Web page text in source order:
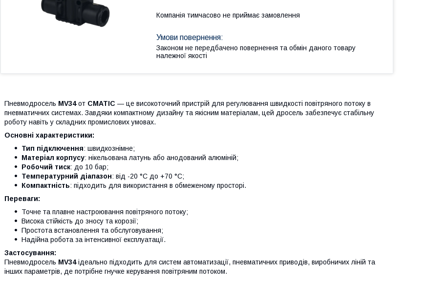
Компанія тимчасово не приймає замовлення
Законом не передбачено повернення та обмін даного товару
належної якості
Пневмодросель MV34от CMATIC — це високоточний пристрій для регулювання швидкості повітряного потоку в
пневматичних системах. Завдяки компактному дизайну та якісним матеріалам, цей дросель забезпечує стабільну
роботу навіть у складних промислових умовах.
Основні характеристики:
Тип підключення: швидкознімне;
Матеріал корпусу: нікельована латунь або анодований алюміній;
Робочий тиск: до 10 бар;
Температурний діапазон: від -20 °C до +70 °C;
Компактність: підходить для використання в обмеженому просторі.
Переваги:
Точне та плавне настроювання повітряного потоку;
Висока стійкість до зносу та корозії;
Простота встановлення та обслуговування;
Надійна робота за інтенсивної експлуатації.
Застосування:
Пневмодросель MV34ідеально підходить для систем автоматизації, пневматичних приводів, виробничих ліній та
інших параметрів, де потрібне гнучке керування повітряним потоком.